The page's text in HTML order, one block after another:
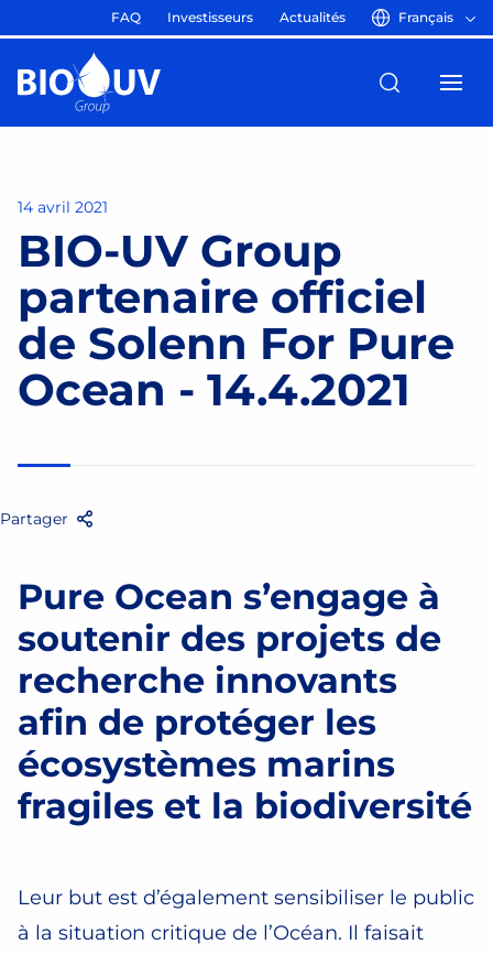
FAQ Investisseurs Actualités Français
14 avril 2021
BIO-UV Group
partenaire officiel
de Solenn For Pure
Ocean - 14.4.2021
Partager
Facebook
Twitter
Email
Partager
Pure Ocean s’engage à
soutenir des projets de
recherche innovants
afin de protéger les
écosystèmes marins
fragiles et la biodiversité
Leur but est d’également sensibiliser le public
à la situation critique de l’Océan. Il faisait